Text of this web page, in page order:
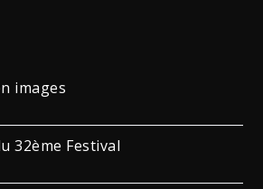
images
32ème Festival